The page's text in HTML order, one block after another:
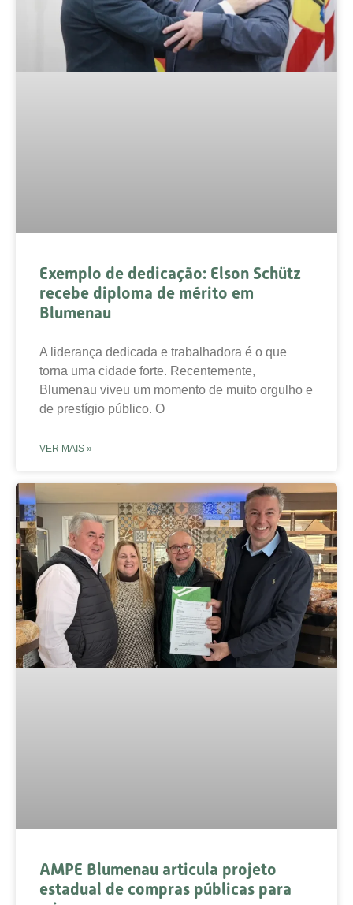
Exemplo de dedicação: Elson Schütz
recebe diploma de mérito em
Blumenau
A liderança dedicada e trabalhadora é o que
torna uma cidade forte. Recentemente,
Blumenau viveu um momento de muito orgulho e
de prestígio público. O
VER MAIS »
AMPE Blumenau articula projeto
estadual de compras públicas para